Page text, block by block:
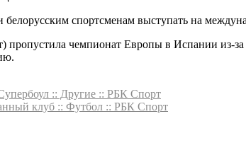
спортсменам выступать на
пропустила чемпионат Европы в Испании из-
:: Другие :: РБК Спорт
клуб :: Футбол :: РБК Спорт